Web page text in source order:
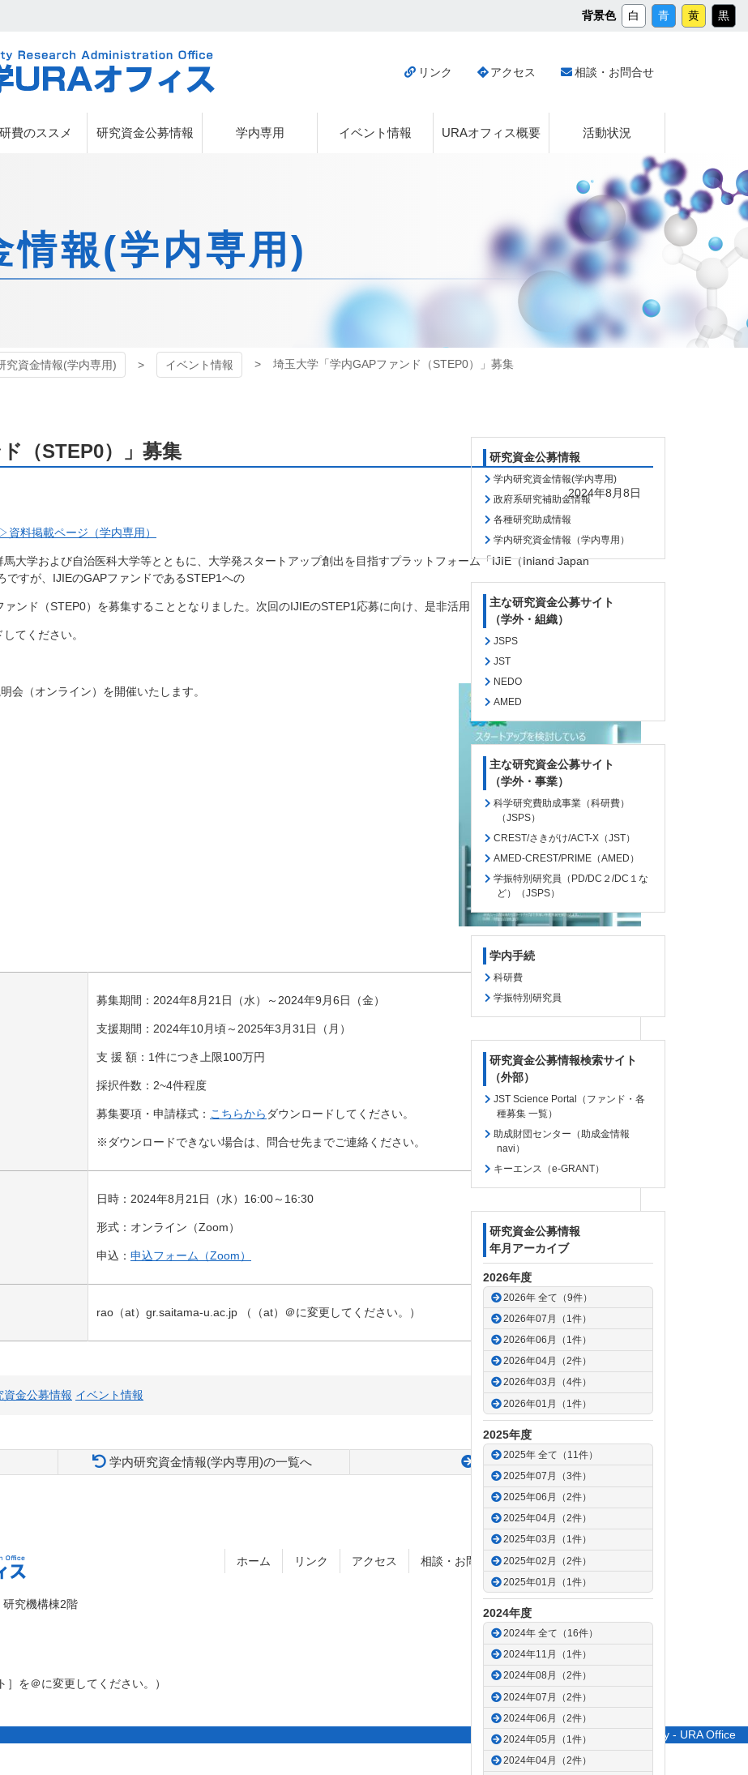
ン
プ
背景色 白 青 黄 黒
URAオフィス
リンク アクセス 相談・お問合せ
費のススメ 研究資金公募情報 学内専用 イベント情報 URAオフィス概要 活動状況
情報(学内専用)
究資金情報(学内専用) イベント情報 埼玉大学「学内GAPファンド（STEP0）」募集
研究資金公募情報
学内研究資金情報(学内専用)
政府系研究補助金情報
各種研究助成情報
学内研究資金情報（学内専用）
主な研究資金公募サイト
（学外・組織）
JSPS
JST
NEDO
AMED
主な研究資金公募サイト
（学外・事業）
科学研究費助成事業（科研費）
（JSPS）
CREST/さきがけ/ACT-X（JST）
AMED-CREST/PRIME（AMED）
学振特別研究員（PD/DC２/DC１な
ど）（JSPS）
学内手続
科研費
学振特別研究員
研究資金公募情報検索サイト
（外部）
JST Science Portal（ファンド・各
種募集 一覧）
助成財団センター（助成金情報
navi）
キーエンス（e-GRANT）
研究資金公募情報
年月アーカイブ
2026年度
2026年 全て（9件）
2026年07月（1件）
2026年06月（1件）
2026年04月（2件）
2026年03月（4件）
2026年01月（1件）
2025年度
2025年 全て（11件）
2025年07月（3件）
2025年06月（2件）
2025年04月（2件）
2025年03月（1件）
2025年02月（2件）
2025年01月（1件）
2024年度
2024年 全て（16件）
2024年11月（1件）
2024年08月（2件）
2024年07月（2件）
2024年06月（2件）
2024年05月（1件）
2024年04月（2件）
（STEP0）」募集
2024年8月8日
▷資料掲載ページ（学内専用）
大学および自治医科大学等とともに、大学発スタートアップ創出を目指すプラットフォーム「IJIE（Inland Japan
ですが、 IJIEのGAPファンドであるSTEP1への
ァンド（STEP0）を募集することとなりました。次回のIJIEのSTEP1 応募に向け、是非活用ください。
てください。
会（オンライン）を開催いたします。
募集期間： 2024年8 月 21 日（水）～ 2024年9 月6日（金）
支援期間： 2024年10月頃～ 2025年3 月31 日（月）
支 援 額： 1件につき上限100万円
採択件数： 2~4件程度
募集要項・申請様式： こちらから ダウンロードしてください。
※ ダウンロードできない場合は、問合せ先までご連絡ください。
日時： 2024年8 月 21 日（水） 16:00～ 16:30
形式：オンライン（Zoom）
申込： 申込フォーム（Zoom）
rao （at） gr.saitama-u.ac.jp （（at）＠に変更してください。）
資金公募情報 イベント情報
学内研究資金情報(学内専用)の一覧へ 次の記事
究機構棟2階
を＠に変更してください。）
ホーム リンク アクセス 相談・お問合せ サイトポリシー
© Saitama University - URA Office